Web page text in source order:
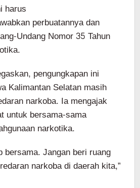
harus
perbuatannya dan
Undang Nomor 35 Tahun
pengungkapan ini
Kalimantan Selatan masih
narkoba. Ia mengajak
untuk bersama-sama
narkotika.
bersama. Jangan beri ruang
narkoba di daerah kita,”